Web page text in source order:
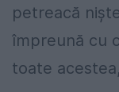
petreacă
împreună cu
toate